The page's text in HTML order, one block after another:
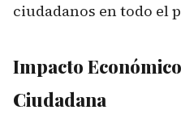
ciudadanos en todo el
Impacto
Ciudadana